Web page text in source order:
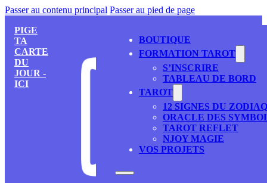
Passer au contenu principal Passer au pied de page
PIGE
TA
CARTE
DU
JOUR -
ICI
BOUTIQUE
FORMATION TAROT
S’INSCRIRE
TABLEAU DE BORD
TAROT
12 SIGNES DU
ORACLE DES
TAROT REFLET
NJOY MAGIE
VOS PROJETS